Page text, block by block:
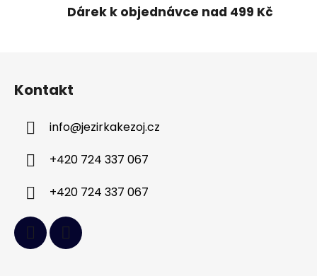
i
Dárek k objednávce nad 499 Kč
Kontakt
info@jezirkakezoj.cz
+420 724 337 067
+420 724 337 067